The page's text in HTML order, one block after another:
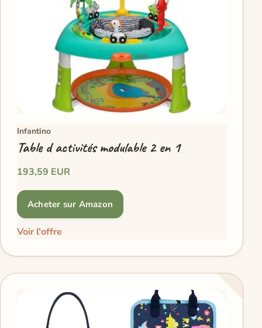
Infantino
Table d activités modulable 2 en 1
193,59 EUR
Acheter sur Amazon
Voir l'offre